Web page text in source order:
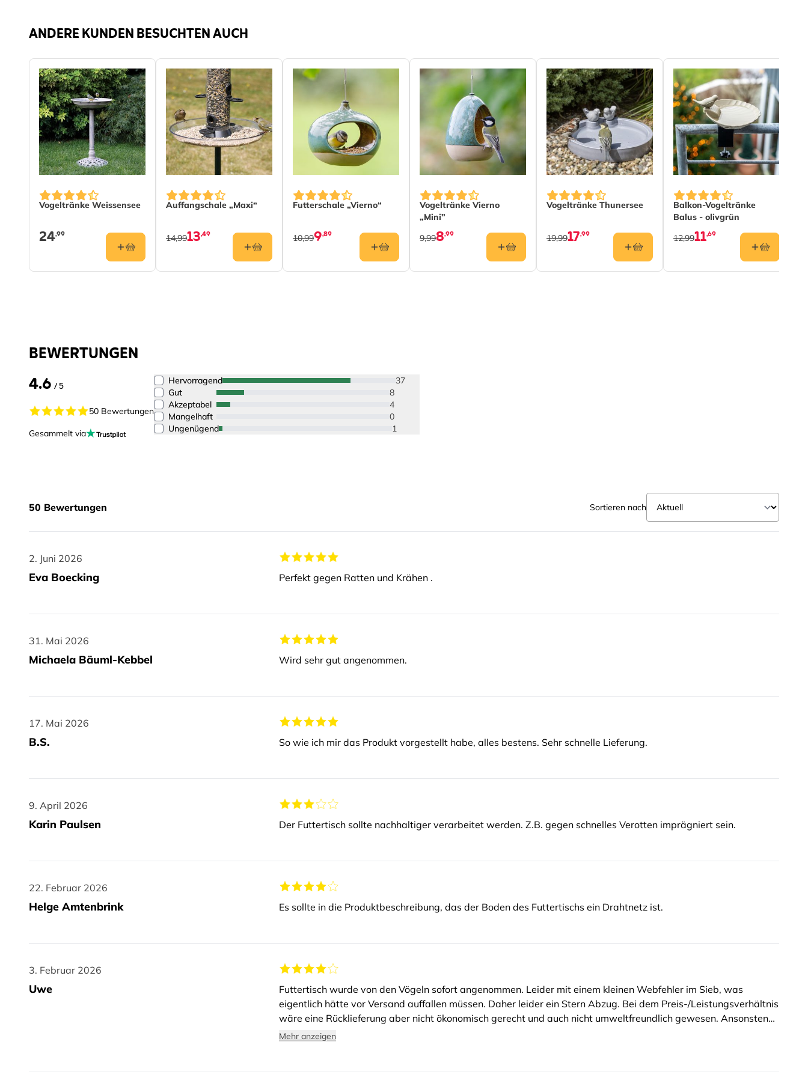
Vogelart
Haussperling, Amsel, Kohlmeise, Blaumeise,
Feldsperling, Tannenmeise, Haubenmeise,
Stieglitz, Erlenzeisig
Material Holz (FSC® 100%)
ANDERE KUNDEN BESUCHTEN AUCH
Vogeltränke Weissensee
24,99
Auffangschale „Maxi“
13,49
14,99
Futterschale „Vierno“
9,89
10,99
Vogeltränke Vierno
„Mini”
8,99
9,99
Vogeltränke Thunersee
17,99
19,99
Balkon-Vogeltränke
Balus - olivgrün
11,69
12,99
BEWERTUNGEN
4.6 / 5
50 Bewertungen
Gesammelt via
Hervorragend
37
Gut
8
Akzeptabel
4
Mangelhaft
0
Ungenügend
1
50 Bewertungen Sortieren nach
2. Juni 2026
2. Juni 2026
Eva Boecking Perfekt gegen Ratten und Krähen .
31. Mai 2026
31. Mai 2026
Michaela Bäuml-Kebbel Wird sehr gut angenommen.
17. Mai 2026
17. Mai 2026
B.S. So wie ich mir das Produkt vorgestellt habe, alles bestens. Sehr schnelle Lieferung.
9. April 2026
9. April 2026
Karin Paulsen Der Futtertisch sollte nachhaltiger verarbeitet werden. Z.B. gegen schnelles Verotten imprägniert sein.
22. Februar 2026
22. Februar 2026
Helge Amtenbrink Es sollte in die Produktbeschreibung, das der Boden des Futtertischs ein Drahtnetz ist.
3. Februar 2026
3. Februar 2026
Uwe
Futtertisch wurde von den Vögeln sofort angenommen. Leider mit einem kleinen Webfehler im Sieb, was
eigentlich hätte vor Versand auffallen müssen. Daher leider ein Stern Abzug. Bei dem Preis-/Leistungsverhältnis
wäre eine Rücklieferung aber nicht ökonomisch gerecht und auch nicht umweltfreundlich gewesen. Ansonsten
empfehle ich das Produkt gerne weiter.
Mehr anzeigen